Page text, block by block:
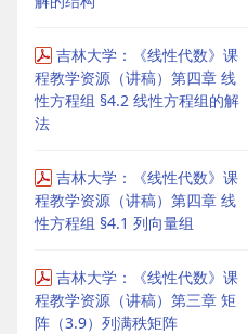
吉林大学：《线性代数》课
程教学资源（讲稿）第四章 线
性方程组 §4.2 线性方程组的解
法
吉林大学：《线性代数》课
程教学资源（讲稿）第四章 线
性方程组 §4.1 列向量组
吉林大学：《线性代数》课
程教学资源（讲稿）第三章 矩
阵（3.9）列满秩矩阵